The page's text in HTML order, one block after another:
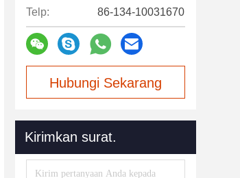
Telp: 86-134-10031670
Hubungi Sekarang
Kirimkan surat.